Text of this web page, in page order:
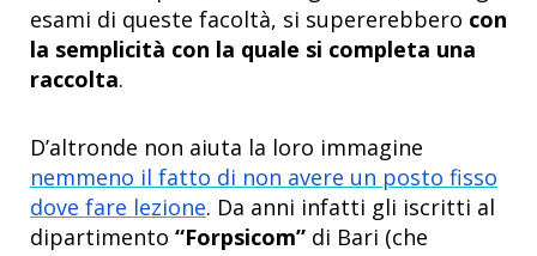
esami di queste facoltà, si supererebbero con
la semplicità con la quale si completa una
raccolta.
D’altronde non aiuta la loro immagine
nemmeno il fatto di non avere un posto fisso
dove fare lezione. Da anni infatti gli iscritti al
dipartimento “Forpsicom” di Bari (che